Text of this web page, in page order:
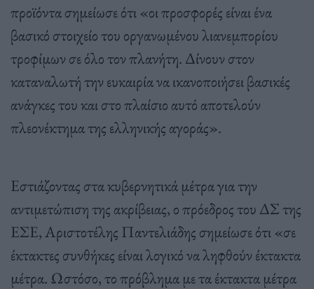
προϊόντα σημείωσε ότι «οι προσφορές είναι ένα
βασικό στοιχείο του οργανωμένου λιανεμπορίου
τροφίμων σε όλο τον πλανήτη. Δίνουν στον
καταναλωτή την ευκαιρία να ικανοποιήσει βασικές
ανάγκες του και στο πλαίσιο αυτό αποτελούν
πλεονέκτημα της ελληνικής αγοράς».
Εστιάζοντας στα κυβερνητικά μέτρα για την
αντιμετώπιση της ακρίβειας, ο πρόεδρος του ΔΣ της
ΕΣΕ, Αριστοτέλης Παντελιάδης σημείωσε ότι «σε
έκτακτες συνθήκες είναι λογικό να ληφθούν έκτακτα
μέτρα. Ωστόσο, το πρόβλημα με τα έκτακτα μέτρα